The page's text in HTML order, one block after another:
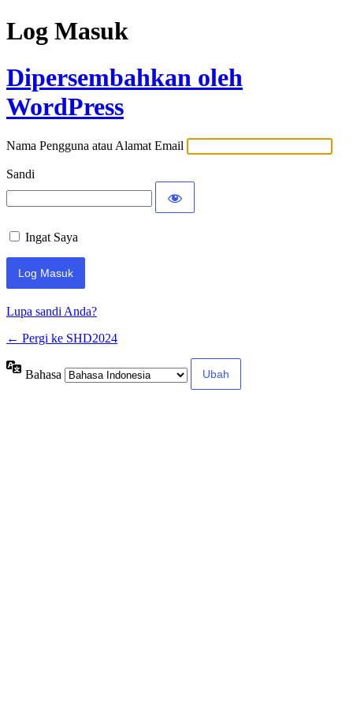
Log Masuk
Dipersembahkan oleh
WordPress
Nama Pengguna atau Alamat Email
Sandi
Ingat Saya
Lupa sandi Anda?
← Pergi ke SHD2024
Bahasa